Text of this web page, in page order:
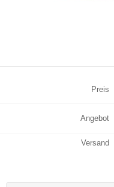
Preis
Angebot
Versand